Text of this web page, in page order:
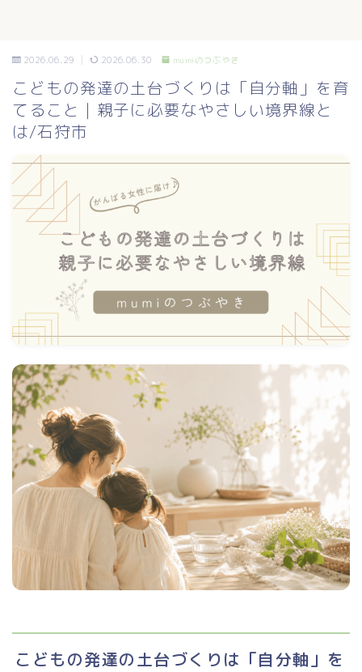
2026.06.29 2026.06.30 mumiのつぶやき
こどもの発達の土台づくりは「自分軸」を育
てること｜親子に必要なやさしい境界線と
は/石狩市
こどもの発達の土台づくりは「自分軸」を